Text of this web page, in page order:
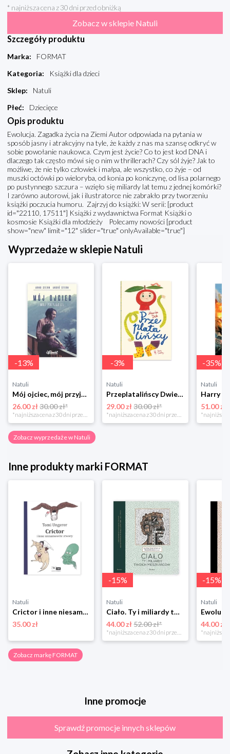
* najniższa cena z 30 dni przed obniżką
Zobacz w sklepie Natuli
Szczegóły produktu
Marka:
FORMAT
Kategoria:
Książki dla dzieci
Sklep:
Natuli
Płeć: Dziecięce
Opis produktu
Ewolucja. Zagadka życia na Ziemi Autor odpowiada na pytania w
sposób jasny i atrakcyjny na tyle, że każdy z nas ma szansę odkryć w
sobie powołanie naukowca. Czym jest życie? Co to jest kod DNA i
dlaczego tak często mówi się o nim w thrillerach? Czy sól żyje? Jak to
możliwe, że nie tylko człowiek i małpa, ale wszystko, co żyje – od
muszki octówki po wieloryba, od konia po koniczynę, od lisa polarnego
po pustynnego szczura – wzięło się miliardy lat temu z jednej komórki?
I zarówno autorowi, jak i ilustratorce nie zabrakło przy tworzeniu
książki poczucia humoru. Zajrzyj do książki: W serii: [product
id="22110, 17511"] Książki z wydawnictwa Format Książki o
kosmosie Książki dla młodzieży Polecamy nowości [product
show="new" limit="12" slider="true" onlyAvailable="true"]
Wyprzedaże w sklepie Natuli
-13%
Natuli
Mój ojciec, mój przyjaciel Element
26.00 zł30.00 zł*
*najniższa cena z 30 dni przed obniżką
-3%
Natuli
Przeplatalińscy Dwie siostry
29.00 zł 30.00 zł*
*najniższa cena z 30 dni przed obniżką
-35%
Natuli
51.00 zł
Zobacz wyprzedaże w Natuli
Inne produkty marki FORMAT
Natuli
Crictor i inne niesamowite stwory Format
35.00 zł
-15%
Natuli
Ciało. Ty i miliardy twoich mieszkańców Format
44.00 zł 52.00 zł*
-15%
Natuli
44.00 zł
Zobacz markę FORMAT
Inne promocje
Sprawdź promocje innych sklepów